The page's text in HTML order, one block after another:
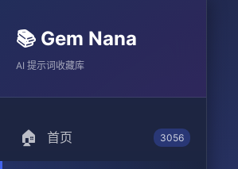
📚 Gem Nana
AI 提示词收藏库
🏠 首页 3056